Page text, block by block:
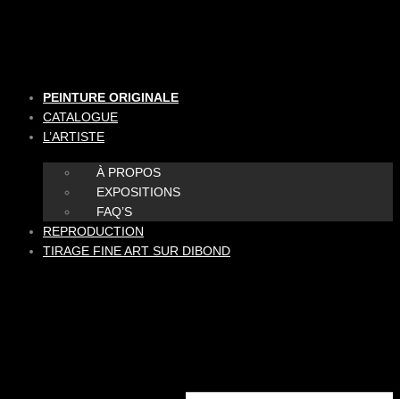
PEINTURE ORIGINALE
CATALOGUE
L’ARTISTE
À PROPOS
EXPOSITIONS
FAQ’S
REPRODUCTION
TIRAGE FINE ART SUR DIBOND